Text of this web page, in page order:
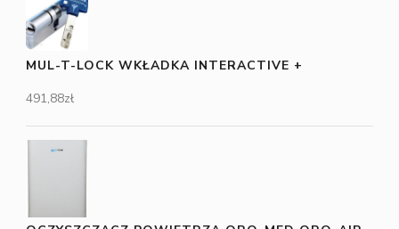
MUL-T-LOCK WKŁADKA INTERACTIVE +
491,88zł